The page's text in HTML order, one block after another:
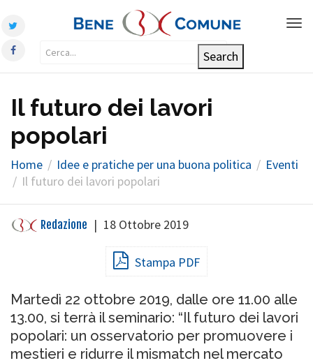
Il futuro dei lavori
popolari
Home Idee e pratiche per una buona politica
Eventi
Il futuro dei lavori popolari
Redazione | 18 Ottobre 2019
Stampa PDF
Martedì 22 ottobre 2019, dalle ore 11.00 alle
13.00, si terrà il seminario: “Il futuro dei lavori
popolari: un osservatorio per promuovere i
mestieri e ridurre il mismatch nel mercato